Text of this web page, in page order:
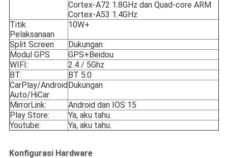
Cortex-A72 1.8GHz dan Quad-core ARM
Cortex-A53 1.4GHz
Titik
Pelaksanaan
10W+
Split Screen
Dukungan
Modul GPS
GPS+Beidou
WIFI:
2.4 / 5Ghz
BT:
BT 5.0
CarPlay/Android
Auto/HiCar
Dukungan
MirrorLink:
Android dan IOS 15
Play Store:
Ya, aku tahu.
Youtube:
Ya, aku tahu.
Konfigurasi Hardware